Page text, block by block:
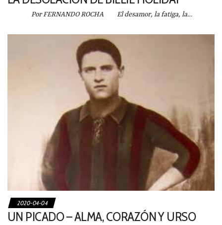
Por FERNANDO ROCHA El desamor, la fatiga, la…
2020-04-04
UN PICADO – ALMA, CORAZÓN Y URSO